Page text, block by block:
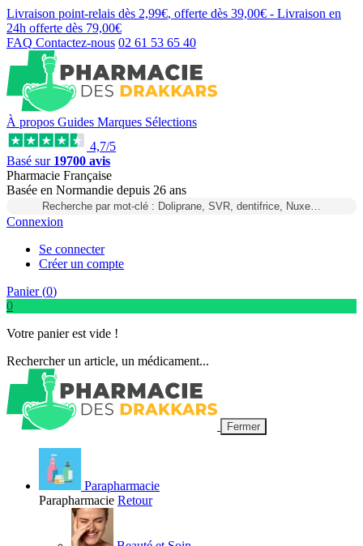
Livraison point-relais dès 2,99€, offerte dès 39,00€ - Livraison en
24h offerte dès 79,00€
FAQ Contactez-nous 02 61 53 65 40
À propos Guides Marques Sélections
4,7/5
Basé sur 19700 avis
Pharmacie Française
Basée en Normandie depuis 26 ans
Recherche par mot-clé : Doliprane, SVR, dentifrice, Nuxe…
Connexion
Se connecter
Créer un compte
Panier (0)
0
Votre panier est vide !
Rechercher un article, un médicament...
Fermer
Parapharmacie
Parapharmacie Retour